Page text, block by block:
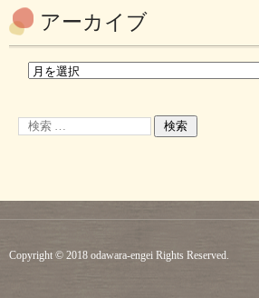
アーカイブ
Copyright © 2018 odawara-engei Rights Reserved.